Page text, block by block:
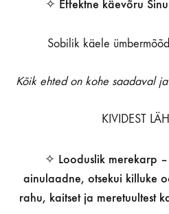
✧ Effektne käevõru
Sobilik käele
Kõik ehted on kohe saadaval
KIVIDEST
✧ Looduslik merekarp
ainulaadne, otsekui killuke
rahu, kaitset ja meretuultest